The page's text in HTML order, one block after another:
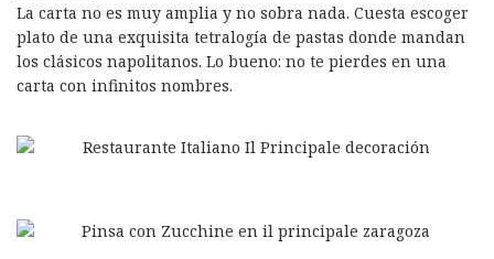
La carta no es muy amplia y no sobra nada. Cuesta escoger
plato de una exquisita tetralogía de pastas donde mandan
los clásicos napolitanos. Lo bueno: no te pierdes en una
carta con infinitos nombres.